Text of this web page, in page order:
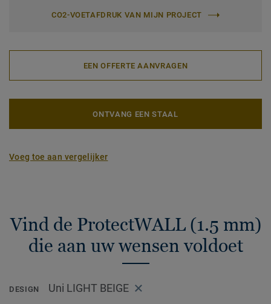
CO2-VOETAFDRUK VAN MIJN PROJECT
EEN OFFERTE AANVRAGEN
ONTVANG EEN STAAL
Voeg toe aan vergelijker
Vind de ProtectWALL (1.5 mm)
die aan uw wensen voldoet
DESIGN Uni LIGHT BEIGE